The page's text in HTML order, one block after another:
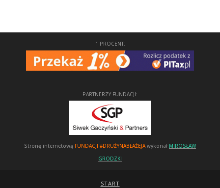
1 PROCENT:
PARTNERZY FUNDACJI:
Stronę internetową FUNDACJI #DRUŻYNABŁAŻEJAwykonał MIROSŁAW
GRODZKI
START